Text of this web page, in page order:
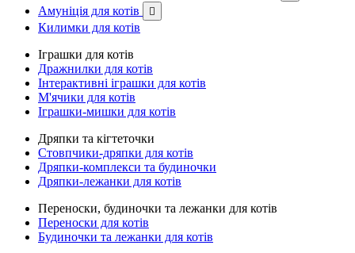
Амуніція для котів 
Килимки для котів
Іграшки для котів
Дражнилки для котів
Інтерактивні іграшки для котів
М'ячики для котів
Іграшки-мишки для котів
Дряпки та кігтеточки
Стовпчики-дряпки для котів
Дряпки-комплекси та будиночки
Дряпки-лежанки для котів
Переноски, будиночки та лежанки для котів
Переноски для котів
Будиночки та лежанки для котів